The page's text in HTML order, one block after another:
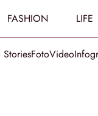
FASHION LIFE
FotoVideo